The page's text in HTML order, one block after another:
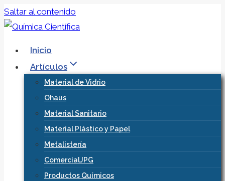
Saltar al contenido
Inicio
Artículos
Material de Vidrio
Ohaus
Material Sanitario
Material Plástico y Papel
Metalistería
ComercialJPG
Productos Químicos